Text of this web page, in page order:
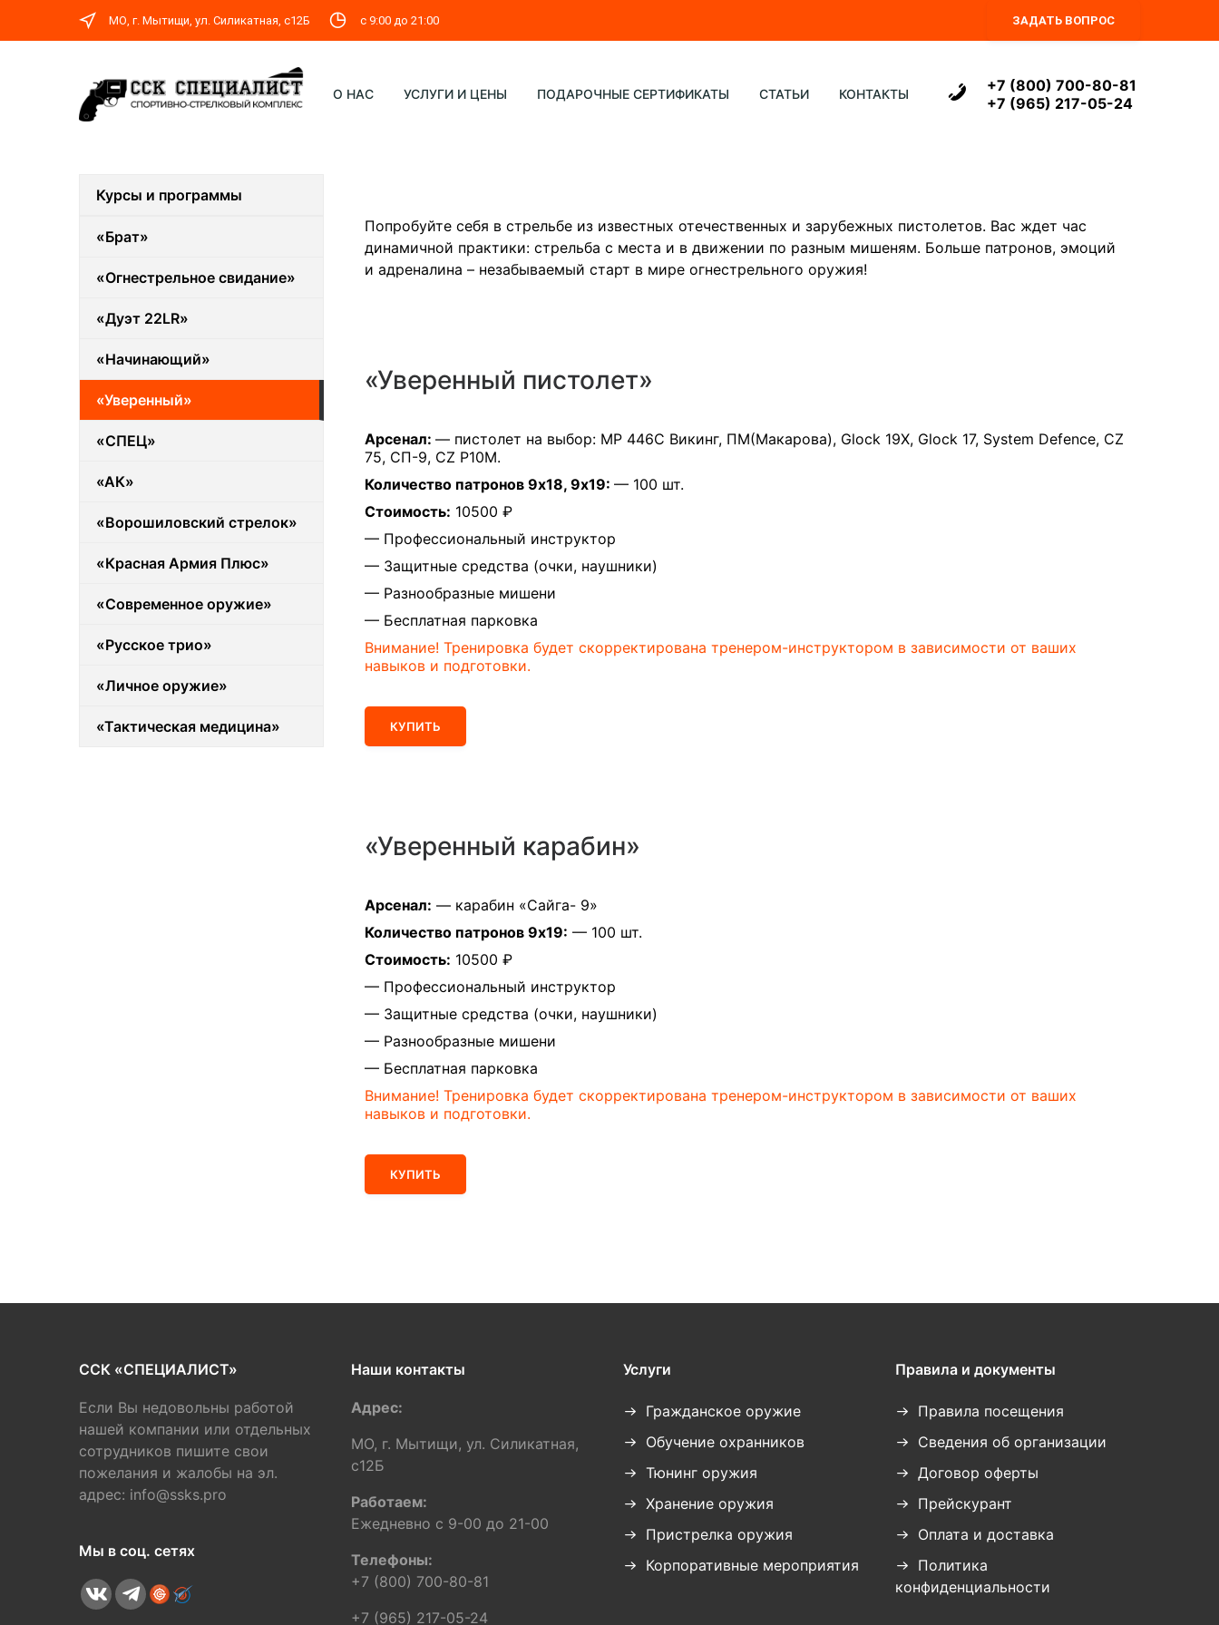
МО, г. Мытищи, ул. Силикатная, c12Б с 9:00 до 21:00 ЗАДАТЬ ВОПРОС
О НАС УСЛУГИ И ЦЕНЫ ПОДАРОЧНЫЕ СЕРТИФИКАТЫ СТАТЬИ КОНТАКТЫ
+7 (800) 700-80-81
+7 (965) 217-05-24
Попробуйте себя в стрельбе из известных отечественных и зарубежных пистолетов. Вас ждет час
динамичной практики: стрельба с места и в движении по разным мишеням. Больше патронов, эмоций
и адреналина – незабываемый старт в мире огнестрельного оружия!
«Уверенный пистолет»
Арсенал: — пистолет на выбор: МР 446С Викинг, ПМ(Макарова), Glock 19X, Glock 17, System Defence, CZ
75, СП-9, CZ P10M.
Количество патронов 9х18, 9х19: — 100 шт.
Стоимость: 10500 ₽
— Профессиональный инструктор
— Защитные средства (очки, наушники)
— Разнообразные мишени
— Бесплатная парковка
Внимание! Тренировка будет скорректирована тренером-инструктором в зависимости от ваших
навыков и подготовки.
КУПИТЬ
«Уверенный карабин»
Арсенал: — карабин «Сайга- 9»
Количество патронов 9х19: — 100 шт.
Стоимость: 10500 ₽
— Профессиональный инструктор
— Защитные средства (очки, наушники)
— Разнообразные мишени
— Бесплатная парковка
Внимание! Тренировка будет скорректирована тренером-инструктором в зависимости от ваших
навыков и подготовки.
КУПИТЬ
Курсы и программы
«Брат»
«Огнестрельное свидание»
«Дуэт 22LR»
«Начинающий»
«Уверенный»
«СПЕЦ»
«АК»
«Ворошиловский стрелок»
«Красная Армия Плюс»
«Современное оружие»
«Русское трио»
«Личное оружие»
«Тактическая медицина»
ССК «СПЕЦИАЛИСТ»
Если Вы недовольны работой
нашей компании или отдельных
сотрудников пишите свои
пожелания и жалобы на эл.
адрес: info@ssks.pro
Мы в соц. сетях
Наши контакты
Адрес:
МО, г. Мытищи, ул. Силикатная,
c12Б
Работаем:
Ежедневно с 9-00 до 21-00
Телефоны:
+7 (800) 700-80-81
+7 (965) 217-05-24
Услуги
Гражданское оружие
Обучение охранников
Тюнинг оружия
Хранение оружия
Пристрелка оружия
Корпоративные мероприятия
Правила и документы
Правила посещения
Сведения об организации
Договор оферты
Прейскурант
Оплата и доставка
Политика
конфиденциальности